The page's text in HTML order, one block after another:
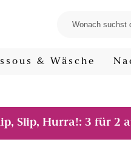
& Wäsche
Slip, Hurra!: 3 für 2